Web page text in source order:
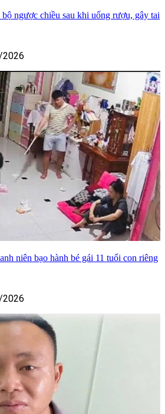
ngược chiều sau khi uống rượu, gây tai
niên bạo hành bé gái 11 tuổi con riêng